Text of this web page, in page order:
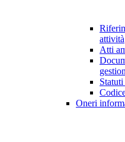
attività
Atti
Oneri